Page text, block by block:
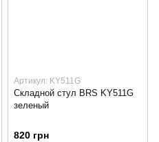
Артикул: KY511G
Складной стул BRS KY511G
зеленый
820 грн